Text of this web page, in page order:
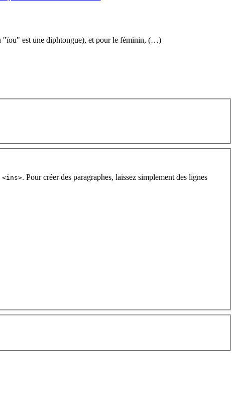
"ïou" est une diphtongue), et pour le féminin, (…)
<ins>. Pour créer des paragraphes, laissez simplement des lignes